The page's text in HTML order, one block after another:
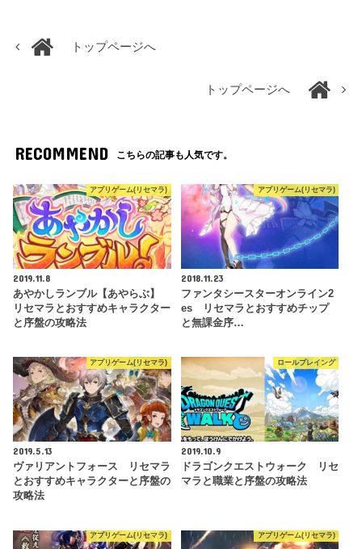
トップページへ
トップページへ
RECOMMEND こちらの記事も人気です。
アプリゲーム(リセマラ)
2019.11.8
あやかしランブル【あやらぶ】
リセマラとおすすめキャラクター
と序盤の攻略法
アプリゲーム(リセマラ)
2018.11.23
ファンタシースターオンライン2
es リセマラとおすすめチップ
と無課金序…
アプリゲーム(リセマラ)
2019.5.13
ヴァリアントフォース リセマラ
とおすすめキャラクターと序盤の
攻略法
ロールプレイング
2019.10.9
ドラゴンクエストウォーク リセ
マラと職業と序盤の攻略法
アプリゲーム(リセマラ) アプリゲーム(リセマラ)